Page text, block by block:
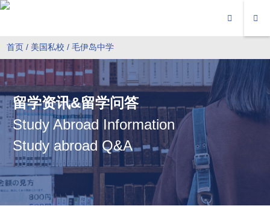
首页 / 美国私校 / 毛伊岛中学
留学资讯&留学问答
Study Abroad Information
Study abroad Q&A